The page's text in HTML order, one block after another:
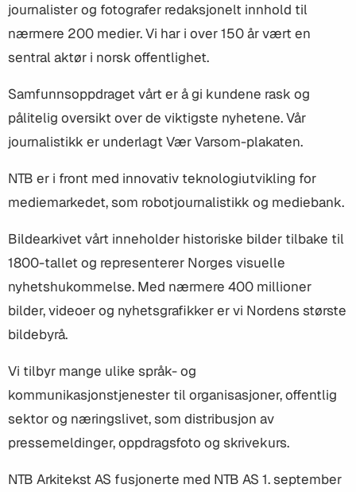
journalister og fotografer redaksjonelt innhold til
nærmere 200 medier. Vi har i over 150 år vært en
sentral aktør i norsk offentlighet.
Samfunnsoppdraget vårt er å gi kundene rask og
pålitelig oversikt over de viktigste nyhetene. Vår
journalistikk er underlagt Vær Varsom-plakaten.
NTB er i front med innovativ teknologiutvikling for
mediemarkedet, som robotjournalistikk og mediebank.
Bildearkivet vårt inneholder historiske bilder tilbake til
1800-tallet og representerer Norges visuelle
nyhetshukommelse. Med nærmere 400 millioner
bilder, videoer og nyhetsgrafikker er vi Nordens største
bildebyrå.
Vi tilbyr mange ulike språk- og
kommunikasjonstjenester til organisasjoner, offentlig
sektor og næringslivet, som distribusjon av
pressemeldinger, oppdragsfoto og skrivekurs.
NTB Arkitekst AS fusjonerte med NTB AS 1. september